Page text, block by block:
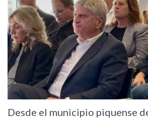
Desde el municipio piquense